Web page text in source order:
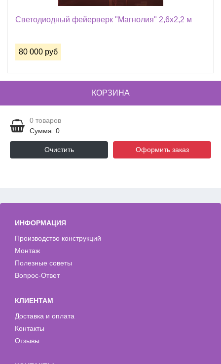
Светодиодный фейерверк "Магнолия" 2,6х2,2 м
80 000 руб
КОРЗИНА
0 товаров
Сумма: 0
Очистить Оформить заказ
ИНФОРМАЦИЯ
Производство конструкций
Монтаж
Полезные советы
Вопрос-Ответ
КЛИЕНТАМ
Доставка и оплата
Контакты
Отзывы